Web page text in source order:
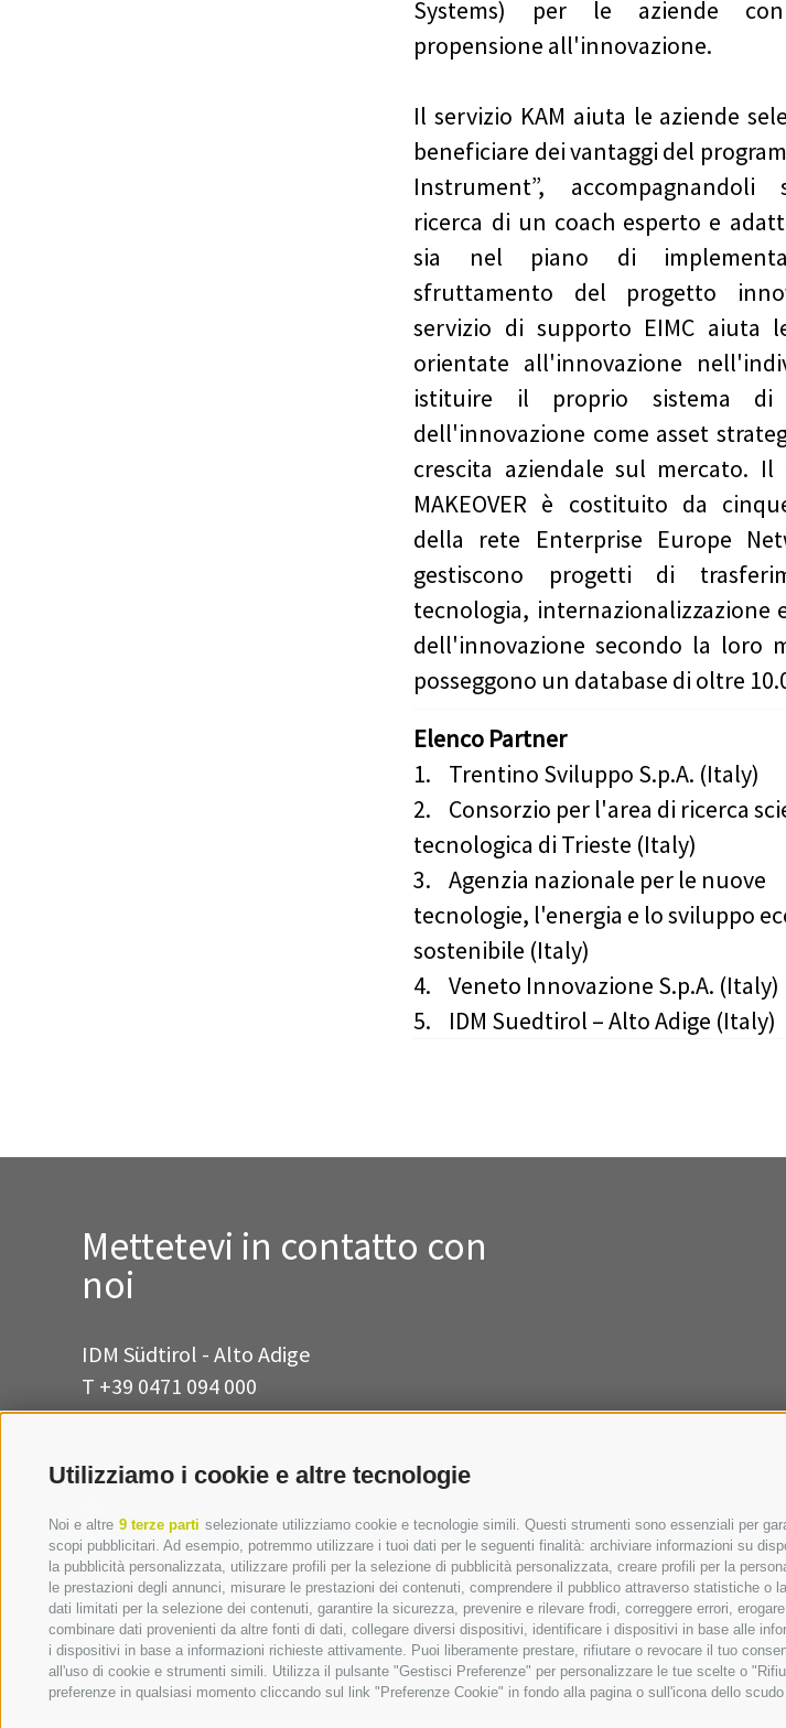
Utilizziamo i cookie e altre tecnologie
Noi e altre 9 terze parti selezionate utilizziamo cookie e tecnologie simili. Questi strumenti sono essenziali per
scopi pubblicitari. Ad esempio, potremmo utilizzare i tuoi dati per le seguenti finalità: archiviare informazioni su
la pubblicità personalizzata, utilizzare profili per la selezione di pubblicità personalizzata, creare profili per la
le prestazioni degli annunci, misurare le prestazioni dei contenuti, comprendere il pubblico attraverso statistiche
dati limitati per la selezione dei contenuti, garantire la sicurezza, prevenire e rilevare frodi, correggere errori,
combinare dati provenienti da altre fonti di dati, collegare diversi dispositivi, identificare i dispositivi in base alle
i dispositivi in base a informazioni richieste attivamente. Puoi liberamente prestare, rifiutare o revocare il tuo
all'uso di cookie e strumenti simili. Utilizza il pulsante "Gestisci Preferenze" per personalizzare le tue scelte o
preferenze in qualsiasi momento cliccando sul link "Preferenze Cookie" in fondo alla pagina o sull'icona dello
Systems) per le aziende
propensione all'innovazione.
Il servizio KAM aiuta le aziende
beneficiare dei vantaggi del
Instrument”,
ricerca di un coach esperto e
sia nel piano di
sfruttamento del progetto
servizio di supporto EIMC aiuta
orientate all'innovazione
istituire il proprio sistema di
dell'innovazione come asset
crescita aziendale sul mercato. Il
MAKEOVER è costituito da
della rete Enterprise Europe
gestiscono progetti di
tecnologia, internazionalizzazione
dell'innovazione secondo la loro
posseggono un database di oltre
Elenco Partner
1.
Trentino Sviluppo S.p.A. (Italy)
2.
Consorzio per l'area di ricerca
tecnologica di Trieste (Italy)
3.
Agenzia nazionale per le nuove
tecnologie, l'energia e lo sviluppo
sostenibile (Italy)
4.
Veneto Innovazione S.p.A. (Italy)
5.
IDM Suedtirol – Alto Adige (Italy)
Mettetevi in contatto con
noi
IDM Südtirol - Alto Adige
T +39 0471 094 000
info[at]idm-suedtirol.com
DOVE SIAMO